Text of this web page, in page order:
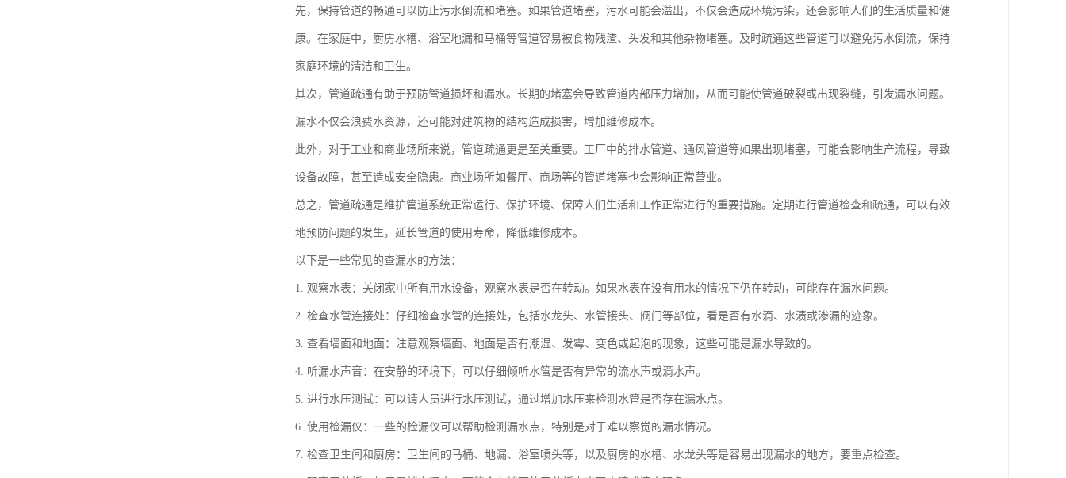
先，保持管道的畅通可以防止污水倒流和堵塞。如果管道堵塞，污水可能会溢出，不仅会造成环境污染，还会影响人们的生活质量和健
康。在家庭中，厨房水槽、浴室地漏和马桶等管道容易被食物残渣、头发和其他杂物堵塞。及时疏通这些管道可以避免污水倒流，保持
家庭环境的清洁和卫生。
其次，管道疏通有助于预防管道损坏和漏水。长期的堵塞会导致管道内部压力增加，从而可能使管道破裂或出现裂缝，引发漏水问题。
漏水不仅会浪费水资源，还可能对建筑物的结构造成损害，增加维修成本。
此外，对于工业和商业场所来说，管道疏通更是至关重要。工厂中的排水管道、通风管道等如果出现堵塞，可能会影响生产流程，导致
设备故障，甚至造成安全隐患。商业场所如餐厅、商场等的管道堵塞也会影响正常营业。
总之，管道疏通是维护管道系统正常运行、保护环境、保障人们生活和工作正常进行的重要措施。定期进行管道检查和疏通，可以有效
地预防问题的发生，延长管道的使用寿命，降低维修成本。
以下是一些常见的查漏水的方法：
1. 观察水表：关闭家中所有用水设备，观察水表是否在转动。如果水表在没有用水的情况下仍在转动，可能存在漏水问题。
2. 检查水管连接处：仔细检查水管的连接处，包括水龙头、水管接头、阀门等部位，看是否有水滴、水渍或渗漏的迹象。
3. 查看墙面和地面：注意观察墙面、地面是否有潮湿、发霉、变色或起泡的现象，这些可能是漏水导致的。
4. 听漏水声音：在安静的环境下，可以仔细倾听水管是否有异常的流水声或滴水声。
5. 进行水压测试：可以请人员进行水压测试，通过增加水压来检测水管是否存在漏水点。
6. 使用检漏仪：一些的检漏仪可以帮助检测漏水点，特别是对于难以察觉的漏水情况。
7. 检查卫生间和厨房：卫生间的马桶、地漏、浴室喷头等，以及厨房的水槽、水龙头等是容易出现漏水的地方，要重点检查。